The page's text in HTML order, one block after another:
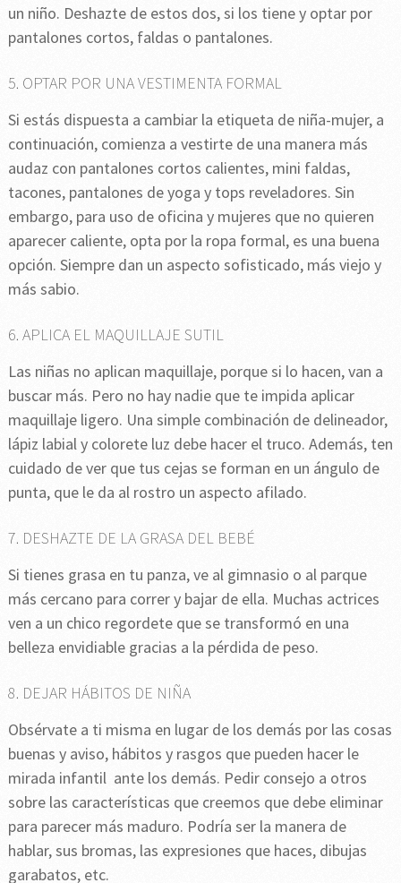
un niño. Deshazte de estos dos, si los tiene y optar por
pantalones cortos, faldas o pantalones.
5. OPTAR POR UNA VESTIMENTA FORMAL
Si estás dispuesta a cambiar la etiqueta de niña-mujer, a
continuación, comienza a vestirte de una manera más
audaz con pantalones cortos calientes, mini faldas,
tacones, pantalones de yoga y tops reveladores. Sin
embargo, para uso de oficina y mujeres que no quieren
aparecer caliente, opta por la ropa formal, es una buena
opción. Siempre dan un aspecto sofisticado, más viejo y
más sabio.
6. APLICA EL MAQUILLAJE SUTIL
Las niñas no aplican maquillaje, porque si lo hacen, van a
buscar más. Pero no hay nadie que te impida aplicar
maquillaje ligero. Una simple combinación de delineador,
lápiz labial y colorete luz debe hacer el truco. Además, ten
cuidado de ver que tus cejas se forman en un ángulo de
punta, que le da al rostro un aspecto afilado.
7. DESHAZTE DE LA GRASA DEL BEBÉ
Si tienes grasa en tu panza, ve al gimnasio o al parque
más cercano para correr y bajar de ella. Muchas actrices
ven a un chico regordete que se transformó en una
belleza envidiable gracias a la pérdida de peso.
8. DEJAR HÁBITOS DE NIÑA
Obsérvate a ti misma en lugar de los demás por las cosas
buenas y aviso, hábitos y rasgos que pueden hacer le
mirada infantil ante los demás. Pedir consejo a otros
sobre las características que creemos que debe eliminar
para parecer más maduro. Podría ser la manera de
hablar, sus bromas, las expresiones que haces, dibujas
garabatos, etc.